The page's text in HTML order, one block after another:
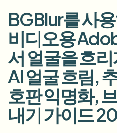
GDPR 준수 블러
거리 인터뷰 블러
게임 및 스트림 블러
AI Video Object Remover
사진 얼굴 흐리기
얼굴 익명화
음성 익명화 도구
의료
클리닉 및 환자 대면 비디오 거버넌스
공공 부문
FOIA, 안전한 공개 및 편집
대량 얼굴 익명화
대량 배치, 보존 및 SLA
대량 번호판 블러
도구
카테고리
제품
BGBlur를 사
비디오용
서 얼굴을 흐리
AI 얼굴 흐림,
호판 익명화,
내기 가이드